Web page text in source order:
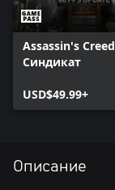
Assassin's Creed
Синдикат
USD$49.99+
Описание